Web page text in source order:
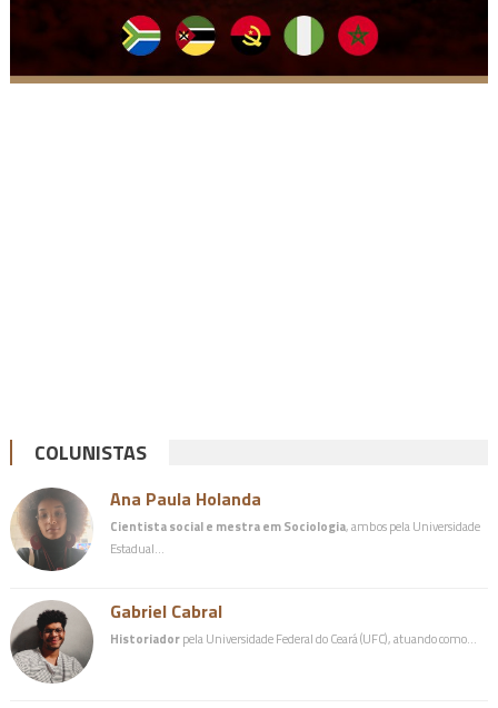
COLUNISTAS
Ana Paula Holanda
Cientista social e mestra em Sociologia, ambos pela Universidade
Estadual…
Gabriel Cabral
Historiadorpela Universidade Federal do Ceará (UFC), atuando como…